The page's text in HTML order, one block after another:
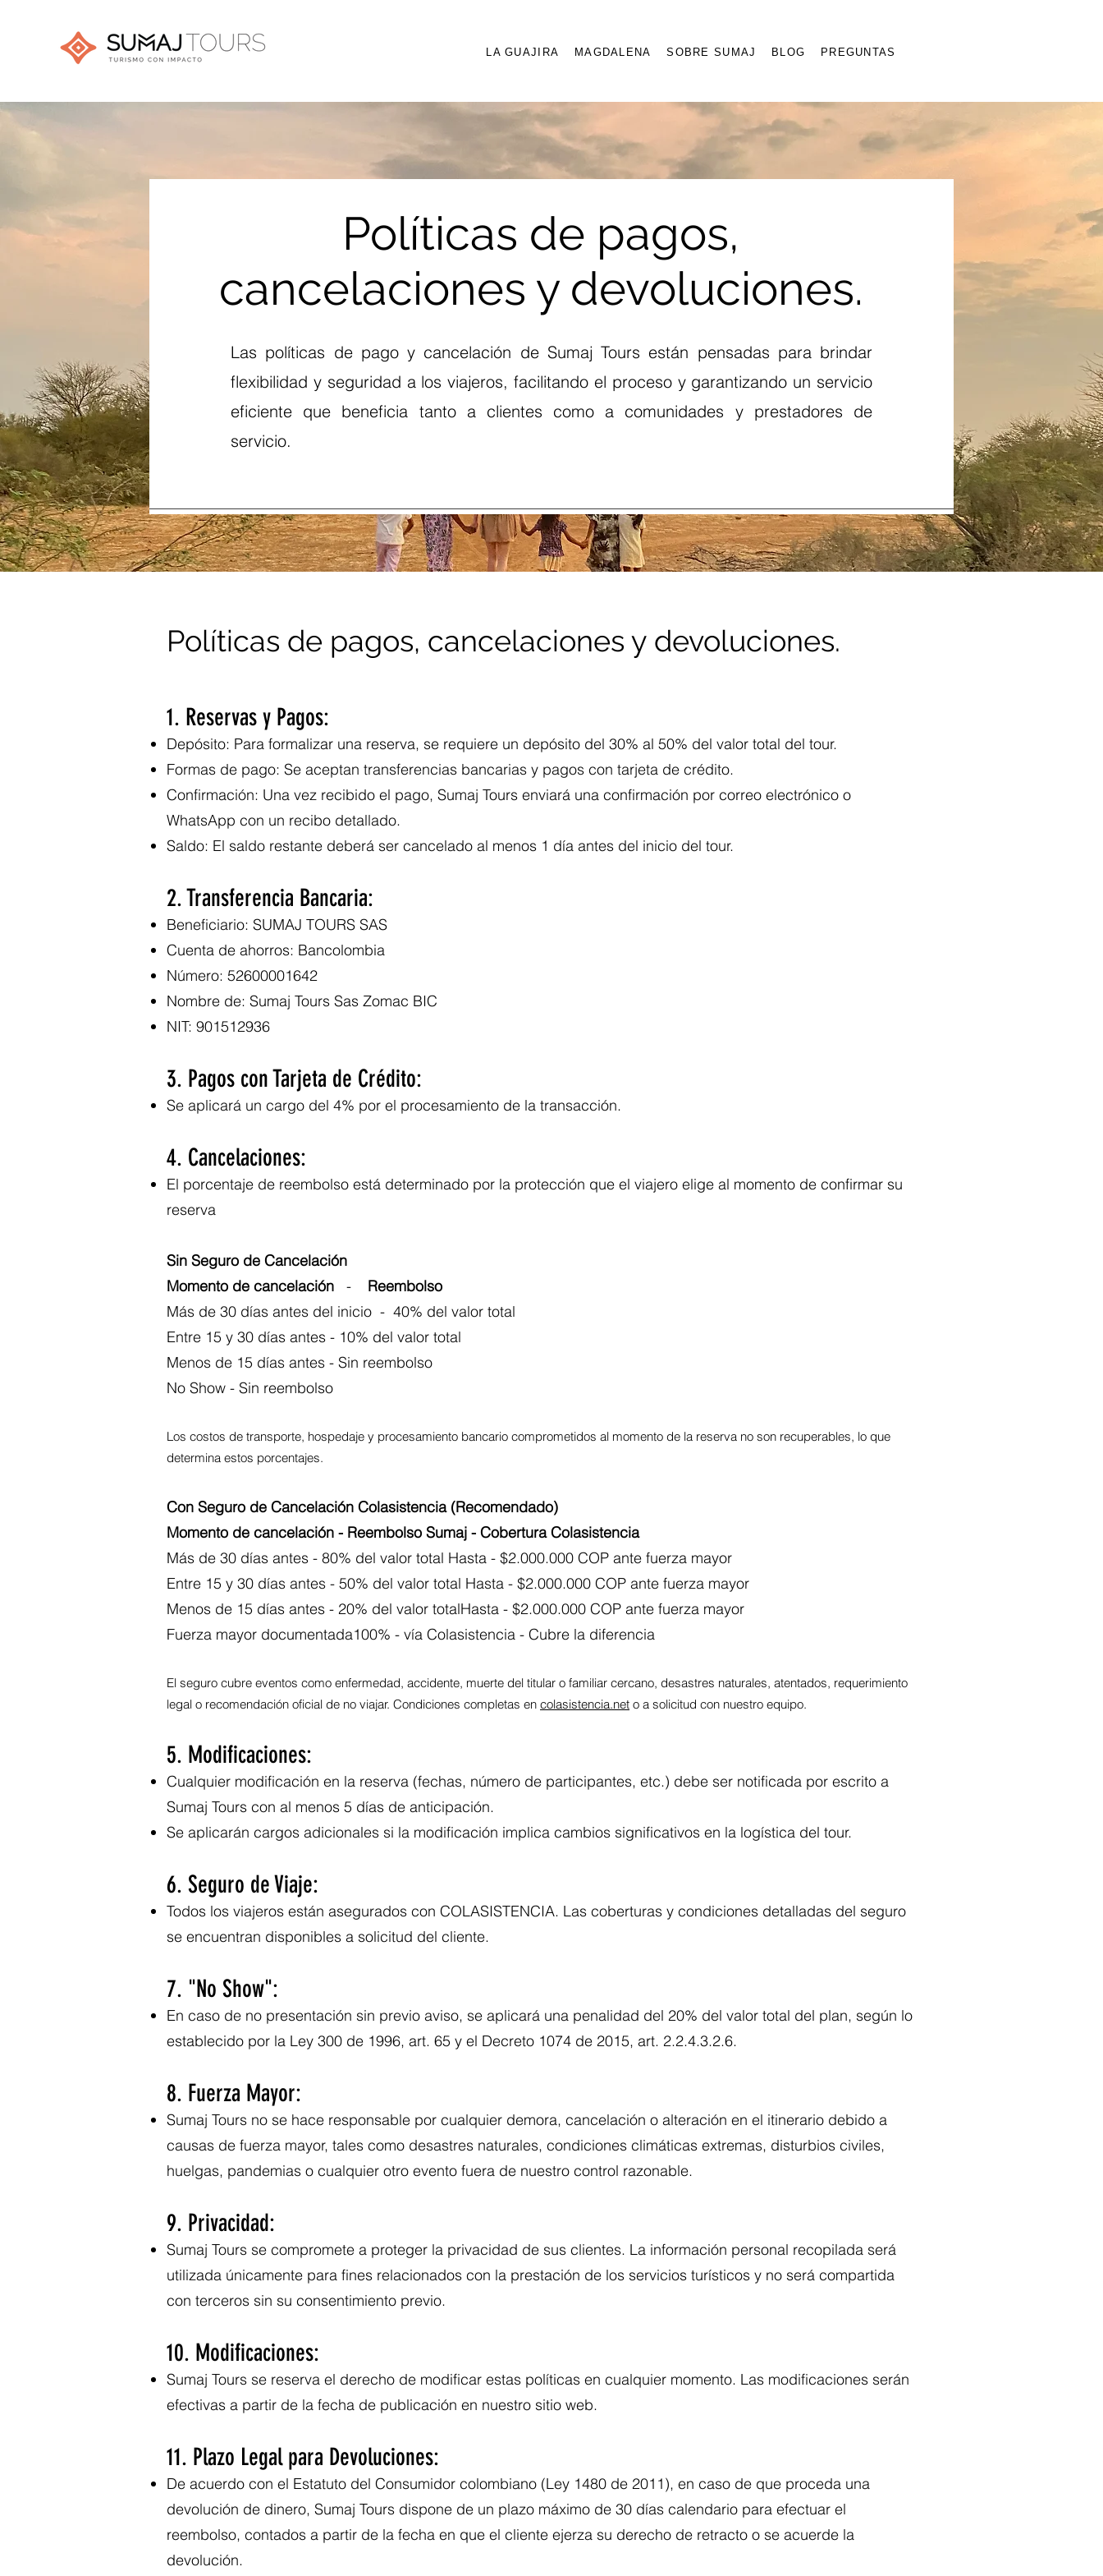
LA GUAJIRA MAGDALENA SOBRE SUMAJ BLOG PREGUNTAS
Políticas de pagos,
cancelaciones y devoluciones.
Las políticas de pago y cancelación de Sumaj Tours están pensadas para brindar
flexibilidad y seguridad a los viajeros, facilitando el proceso y garantizando un servicio
eficiente que beneficia tanto a clientes como a comunidades y prestadores de
servicio.
Políticas de pagos, cancelaciones y devoluciones.
1. Reservas y Pagos:
Depósito: Para formalizar una reserva, se requiere un depósito del 30% al 50% del valor total del tour.
Formas de pago: Se aceptan transferencias bancarias y pagos con tarjeta de crédito.
Confirmación: Una vez recibido el pago, Sumaj Tours enviará una confirmación por correo electrónico o
WhatsApp con un recibo detallado.
Saldo: El saldo restante deberá ser cancelado al menos 1 día antes del inicio del tour.
2. Transferencia Bancaria:
Beneficiario: SUMAJ TOURS SAS
Cuenta de ahorros: Bancolombia
Número: 52600001642
Nombre de: Sumaj Tours Sas Zomac BIC
NIT: 901512936
3. Pagos con Tarjeta de Crédito:
Se aplicará un cargo del 4% por el procesamiento de la transacción.
4. Cancelaciones:
El porcentaje de reembolso está determinado por la protección que el viajero elige al momento de confirmar su
reserva
Sin Seguro de Cancelación
Momento de cancelación - Reembolso
Más de 30 días antes del inicio - 40% del valor total
Entre 15 y 30 días antes - 10% del valor total
Menos de 15 días antes - Sin reembolso
No Show - Sin reembolso
Los costos de transporte, hospedaje y procesamiento bancario comprometidos al momento de la reserva no son recuperables, lo que
determina estos porcentajes.
Con Seguro de Cancelación Colasistencia (Recomendado)
Momento de cancelación - Reembolso Sumaj - Cobertura Colasistencia
Más de 30 días antes - 80% del valor total Hasta - $2.000.000 COP ante fuerza mayor
Entre 15 y 30 días antes - 50% del valor total Hasta - $2.000.000 COP ante fuerza mayor
Menos de 15 días antes - 20% del valor totalHasta - $2.000.000 COP ante fuerza mayor
Fuerza mayor documentada100% - vía Colasistencia - Cubre la diferencia
El seguro cubre eventos como enfermedad, accidente, muerte del titular o familiar cercano, desastres naturales, atentados, requerimiento
legal o recomendación oficial de no viajar. Condiciones completas en colasistencia.net o a solicitud con nuestro equipo.
5. Modificaciones:
Cualquier modificación en la reserva (fechas, número de participantes, etc.) debe ser notificada por escrito a
Sumaj Tours con al menos 5 días de anticipación.
Se aplicarán cargos adicionales si la modificación implica cambios significativos en la logística del tour.
6. Seguro de Viaje:
Todos los viajeros están asegurados con COLASISTENCIA. Las coberturas y condiciones detalladas del seguro
se encuentran disponibles a solicitud del cliente.
7. "No Show":
En caso de no presentación sin previo aviso, se aplicará una penalidad del 20% del valor total del plan, según lo
establecido por la Ley 300 de 1996, art. 65 y el Decreto 1074 de 2015, art. 2.2.4.3.2.6.
8. Fuerza Mayor:
Sumaj Tours no se hace responsable por cualquier demora, cancelación o alteración en el itinerario debido a
causas de fuerza mayor, tales como desastres naturales, condiciones climáticas extremas, disturbios civiles,
huelgas, pandemias o cualquier otro evento fuera de nuestro control razonable.
9. Privacidad:
Sumaj Tours se compromete a proteger la privacidad de sus clientes. La información personal recopilada será
utilizada únicamente para fines relacionados con la prestación de los servicios turísticos y no será compartida
con terceros sin su consentimiento previo.
10. Modificaciones:
Sumaj Tours se reserva el derecho de modificar estas políticas en cualquier momento. Las modificaciones serán
efectivas a partir de la fecha de publicación en nuestro sitio web.
11. Plazo Legal para Devoluciones:
De acuerdo con el Estatuto del Consumidor colombiano (Ley 1480 de 2011), en caso de que proceda una
devolución de dinero, Sumaj Tours dispone de un plazo máximo de 30 días calendario para efectuar el
reembolso, contados a partir de la fecha en que el cliente ejerza su derecho de retracto o se acuerde la
devolución.